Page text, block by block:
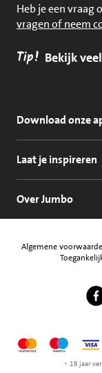
Heb je een vraag
vragen of neem
Tip! Bekijk
Download onze
Laat je inspireren
Over Jumbo
Algemene
MastercardMaestroVisa
< 18 jaar